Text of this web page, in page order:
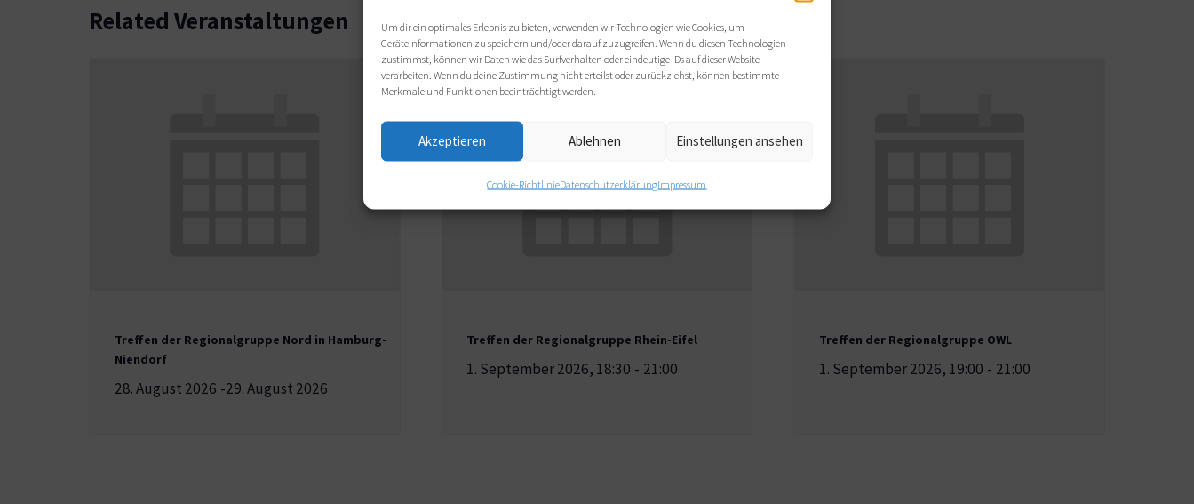
Um dir ein optimales Erlebnis zu bieten, verwenden wir Technologien wie Cookies, um
Geräteinformationen zu speichern und/oder darauf zuzugreifen. Wenn du diesen Technologien
zustimmst, können wir Daten wie das Surfverhalten oder eindeutige IDs auf dieser Website
verarbeiten. Wenn du deine Zustimmung nicht erteilst oder zurückziehst, können bestimmte
Merkmale und Funktionen beeinträchtigt werden.
Akzeptieren Ablehnen Einstellungen ansehen
Cookie-RichtlinieDatenschutzerklärungImpressum
Related Veranstaltungen
Treffen der Regionalgruppe Nord in Hamburg-
Niendorf
28. August 2026 -29. August 2026
Treffen der Regionalgruppe Rhein-Eifel
1. September 2026, 18:30 - 21:00
Treffen der Regionalgruppe OWL
1. September 2026, 19:00 - 21:00